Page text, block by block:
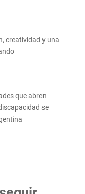
creatividad y una
que abren
se